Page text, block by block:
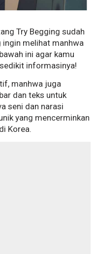
Try Begging sudah
ingin melihat manhwa
ini agar kamu
informasinya!
manhwa juga
dan teks untuk
seni dan narasi
yang mencerminkan
Korea.